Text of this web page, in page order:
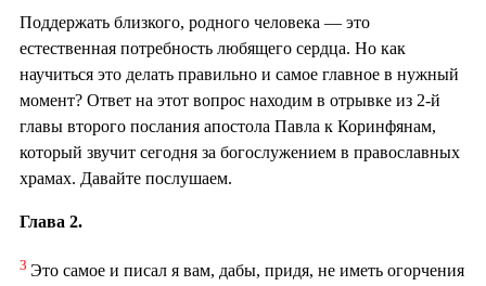
Поддержать близкого, родного человека — это
естественная потребность любящего сердца. Но как
научиться это делать правильно и самое главное в нужный
момент? Ответ на этот вопрос находим в отрывке из 2-й
главы второго послания апостола Павла к Коринфянам,
который звучит сегодня за богослужением в православных
храмах. Давайте послушаем.
Глава 2.
3 Это самое и писал я вам, дабы, придя, не иметь огорчения